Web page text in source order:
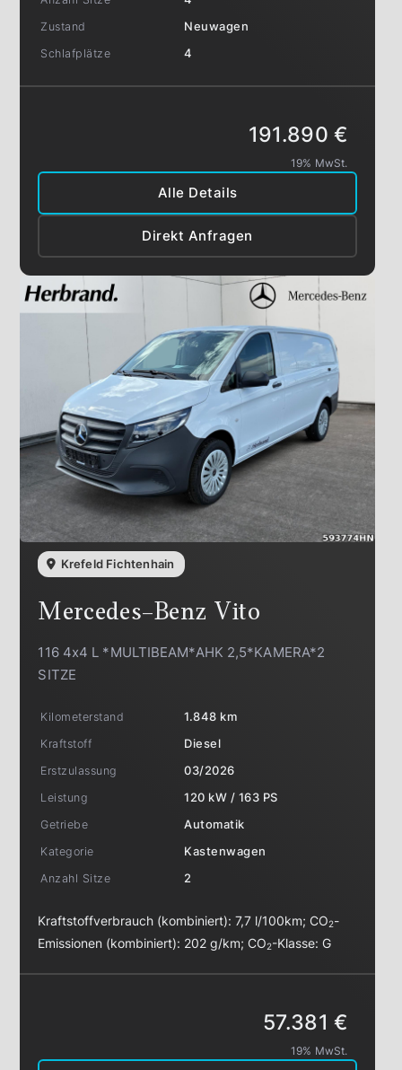
Zustand
Neuwagen
Schlafplätze
4
Alle Details
Direkt Anfragen
191.890 €
19% MwSt.
Krefeld Fichtenhain
Mercedes-Benz Vito
116 4x4 L *MULTIBEAM*AHK 2,5*KAMERA*2
SITZE
Kilometerstand
1.848 km
Kraftstoff
Diesel
Erstzulassung
03/2026
Leistung
120 kW / 163 PS
Getriebe
Automatik
Kategorie
Kastenwagen
Anzahl Sitze
2
Kraftstoffverbrauch (kombiniert):7,7 l/100km;CO2-
Emissionen (kombiniert): 202 g/km;CO2-Klasse:G
57.381 €
19% MwSt.